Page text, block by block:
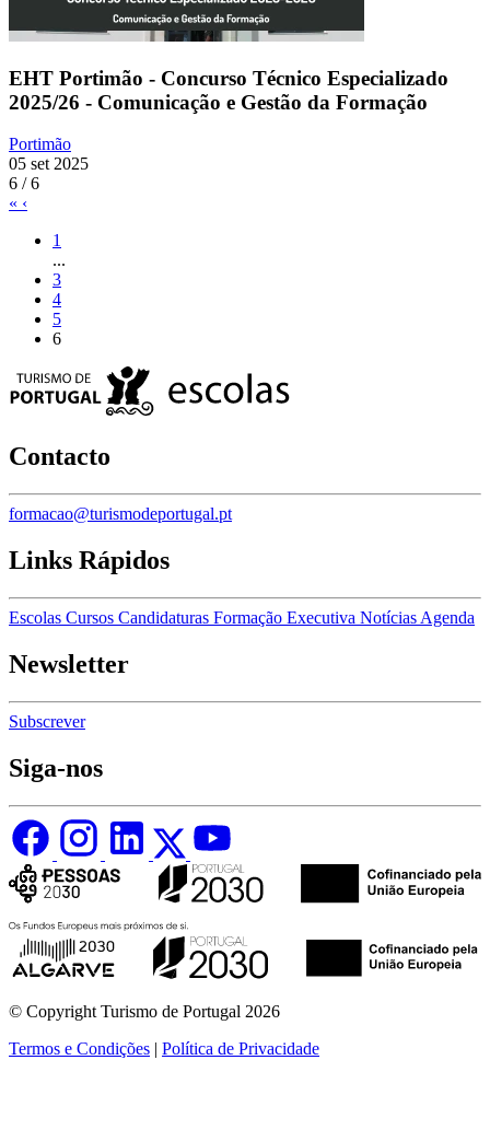
EHT Portimão - Concurso Técnico Especializado
2025/26 - Comunicação e Gestão da Formação
Portimão
05 set 2025
6 / 6
« ‹
1
...
3
4
5
6
Contacto
formacao@turismodeportugal.pt
Links Rápidos
Escolas Cursos Candidaturas Formação Executiva Notícias Agenda
Newsletter
Subscrever
Siga-nos
© Copyright Turismo de Portugal 2026
Termos e Condições | Política de Privacidade